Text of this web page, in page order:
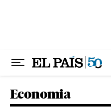
Economia